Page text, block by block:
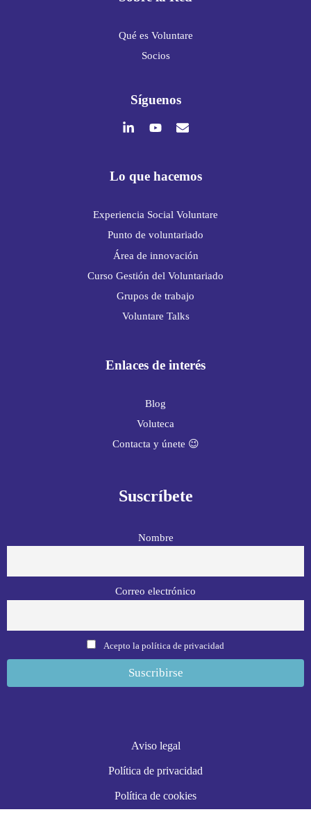
Qué es Voluntare
Socios
Síguenos
Lo que hacemos
Experiencia Social Voluntare
Punto de voluntariado
Área de innovación
Curso Gestión del Voluntariado
Grupos de trabajo
Voluntare Talks
Enlaces de interés
Blog
Voluteca
Contacta y únete 😉
Suscríbete
Nombre
Correo electrónico
Acepto la política de privacidad
Aviso legal
Política de privacidad
Política de cookies